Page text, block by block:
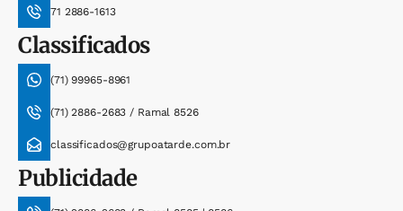
71 2886-1613
Classificados
(71) 99965-8961
(71) 2886-2683 / Ramal 8526
classificados@grupoatarde.com.br
Publicidade